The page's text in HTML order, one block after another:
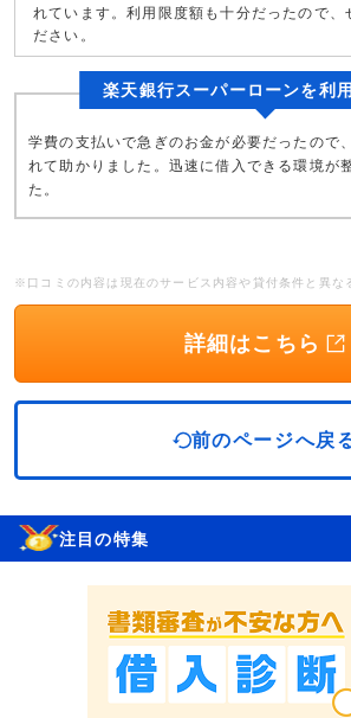
れています。利用限度額も十分だったので、
ださい。
楽天銀行スーパーローンを利
学費の支払いで急ぎのお金が必要だったので
れて助かりました。迅速に借入できる環境が
た。
※口コミの内容は現在のサービス内容や貸付条件と異な
詳細はこちら
前のページへ戻
注目の特集